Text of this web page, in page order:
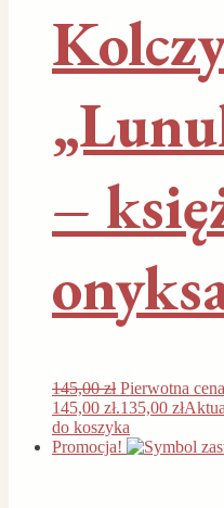
–
145,00zł Pierwotna
145,00 zł.135,00 zł
do koszyka
Promocja!